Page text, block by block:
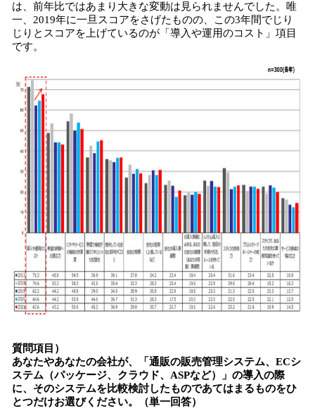
は、前年比ではあまり大きな変動は見られませんでした。唯
一、2019年に一旦スコアをさげたものの、この3年間でじり
じりとスコアを上げているのが「導入や運用のコスト」項目
です。
質問項目）
あなたやあなたの会社が、「通販の販売管理システム、ECシ
ステム（パッケージ、クラウド、ASPなど）」の導入の際
に、そのシステムを比較検討したものであてはまるものをひ
とつだけお選びください。（単一回答）